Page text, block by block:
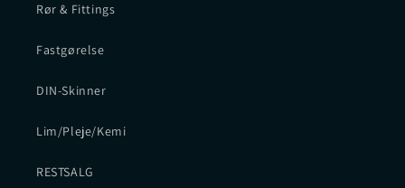
Rør & Fittings
Fastgørelse
DIN-Skinner
Lim/Pleje/Kemi
RESTSALG